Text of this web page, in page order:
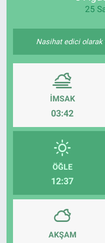
25
Nasihat edici
İMSAK
03:42
ÖĞLE
12:37
AKŞAM